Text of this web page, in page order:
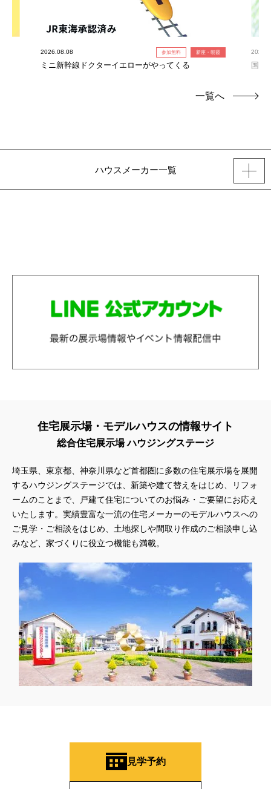
2026.08.08 参加無料 新座・朝霞
ミニ新幹線ドクターイエローがやってくる 国産
一覧へ
ハウスメーカー一覧
住宅展示場・モデルハウスの情報サイト
総合住宅展示場 ハウジングステージ
埼玉県、東京都、神奈川県など首都圏に多数の住宅展示場を展開
するハウジングステージでは、新築や建て替えをはじめ、リフォ
ームのことまで、戸建て住宅についてのお悩み・ご要望にお応え
いたします。実績豊富な一流の住宅メーカーのモデルハウスへの
ご見学・ご相談をはじめ、土地探しや間取り作成のご相談申し込
みなど、家づくりに役立つ機能も満載。
見学予約